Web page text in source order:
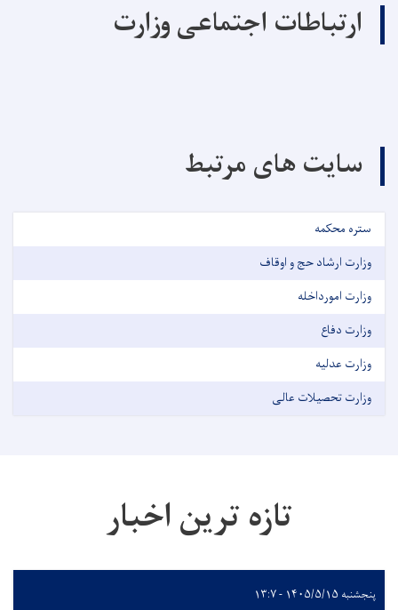
ارتباطات اجتماعی وزارت
سایت های مرتبط
ستره محکمه
وزارت ارشاد حج و اوقاف
وزارت امورداخله
وزارت دفاع
وزارت عدلیه
وزارت تحصیلات عالی
تازه ترین اخبار
پنجشنبه ۱۴۰۵/۵/۱۵ - ۱۳:۷